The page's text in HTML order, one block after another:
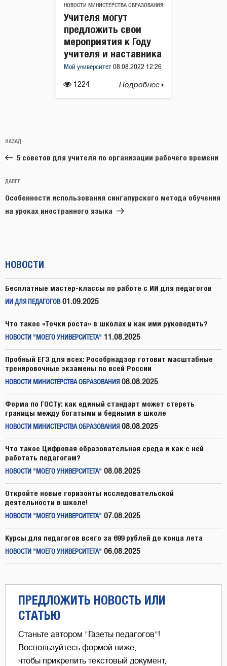
НОВОСТИ МИНИСТЕРСТВА ОБРАЗОВАНИЯ
1224
Учителя могут
предложить свои
мероприятия к Году
учителя и наставника
Мой университет 08.08.2022 12:26
Подробнее
по
записям
Предыдущая
запись:
НАЗАД
5 cоветов для учителя по организации рабочего времени
Следующая
запись
ДАЛЕЕ
Особенности использования сингапурского метода обучения
на уроках иностранного языка
НОВОСТИ
Бесплатные мастер-классы по работе с ИИ для педагогов
ИИ ДЛЯ ПЕДАГОГОВ 01.09.2025
Что такое «Точки роста» в школах и как ими руководить?
НОВОСТИ "МОЕГО УНИВЕРСИТЕТА" 11.08.2025
Пробный ЕГЭ для всех: Рособрнадзор готовит масштабные
тренировочные экзамены по всей России
НОВОСТИ МИНИСТЕРСТВА ОБРАЗОВАНИЯ 08.08.2025
Форма по ГОСТу: как единый стандарт может стереть
границы между богатыми и бедными в школе
НОВОСТИ МИНИСТЕРСТВА ОБРАЗОВАНИЯ 08.08.2025
Что такое Цифровая образовательная среда и как с ней
работать педагогам?
НОВОСТИ "МОЕГО УНИВЕРСИТЕТА" 08.08.2025
Откройте новые горизонты исследовательской
деятельности в школе!
НОВОСТИ "МОЕГО УНИВЕРСИТЕТА" 07.08.2025
Курсы для педагогов всего за 699 рублей до конца лета
НОВОСТИ "МОЕГО УНИВЕРСИТЕТА" 06.08.2025
ПРЕДЛОЖИТЬ НОВОСТЬ ИЛИ
СТАТЬЮ
Станьте автором "Газеты педагогов"!
Воспользуйтесь формой ниже,
чтобы прикрепить текстовый документ,